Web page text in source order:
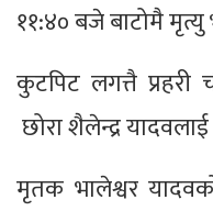
११:४० बजे बाटोमै
कुटपिट लगत्तै
छोरा शैलेन्द्र
मृतक भालेश्वर